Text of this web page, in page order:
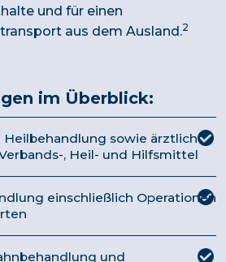
und für einen
aus dem Ausland.2
im Überblick:
sowie ärztlich
, Heil- und Hilfsmittel
einschließlich Operationen
und